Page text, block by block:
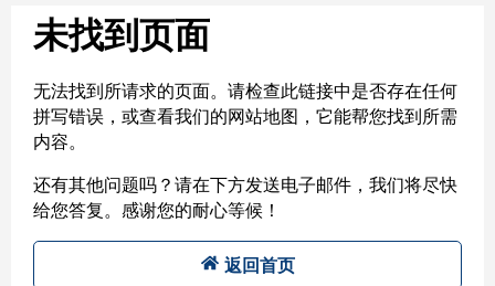
未找到页面
无法找到所请求的页面。请检查此链接中是否存在任何
拼写错误，或查看我们的网站地图，它能帮您找到所需
内容。
还有其他问题吗？请在下方发送电子邮件，我们将尽快
给您答复。感谢您的耐心等候！
返回首页